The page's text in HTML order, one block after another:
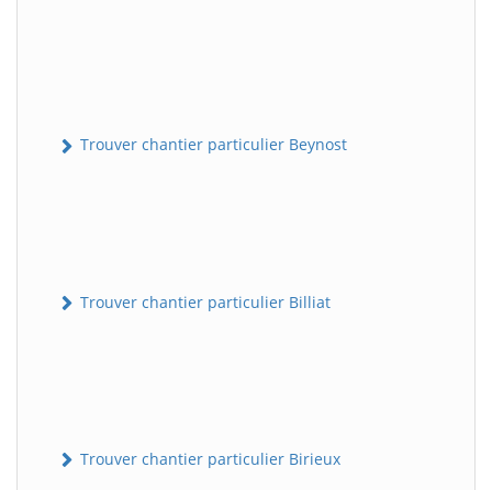
Trouver chantier particulier Beynost
Trouver chantier particulier Billiat
Trouver chantier particulier Birieux